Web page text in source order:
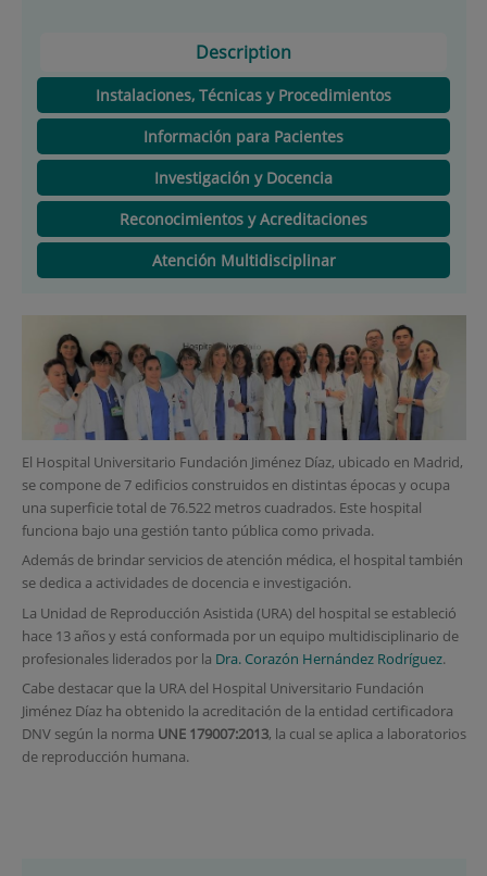
Description
Instalaciones, Técnicas y Procedimientos
Información para Pacientes
Investigación y Docencia
Reconocimientos y Acreditaciones
Atención Multidisciplinar
El Hospital Universitario Fundación Jiménez Díaz, ubicado en Madrid,
se compone de 7 edificios construidos en distintas épocas y ocupa
una superficie total de 76.522 metros cuadrados. Este hospital
funciona bajo una gestión tanto pública como privada.
Además de brindar servicios de atención médica, el hospital también
se dedica a actividades de docencia e investigación.
La Unidad de Reproducción Asistida (URA) del hospital se estableció
hace 13 años y está conformada por un equipo multidisciplinario de
profesionales liderados por la Dra. Corazón Hernández Rodríguez.
Cabe destacar que la URA del Hospital Universitario Fundación
Jiménez Díaz ha obtenido la acreditación de la entidad certificadora
DNV según la norma UNE 179007:2013, la cual se aplica a laboratorios
de reproducción humana.